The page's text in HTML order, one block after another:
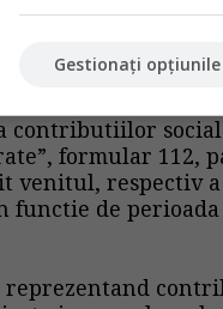
contributii
de venituri
retinute
contributiilor
formular 112,
venitul, respectiv
de perioada
Gestionați opțiunile